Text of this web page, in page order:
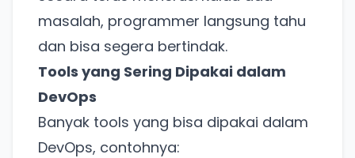
masalah, programmer langsung tahu
dan bisa segera bertindak.
Tools yang Sering Dipakai dalam
DevOps
Banyak tools yang bisa dipakai dalam
DevOps, contohnya: